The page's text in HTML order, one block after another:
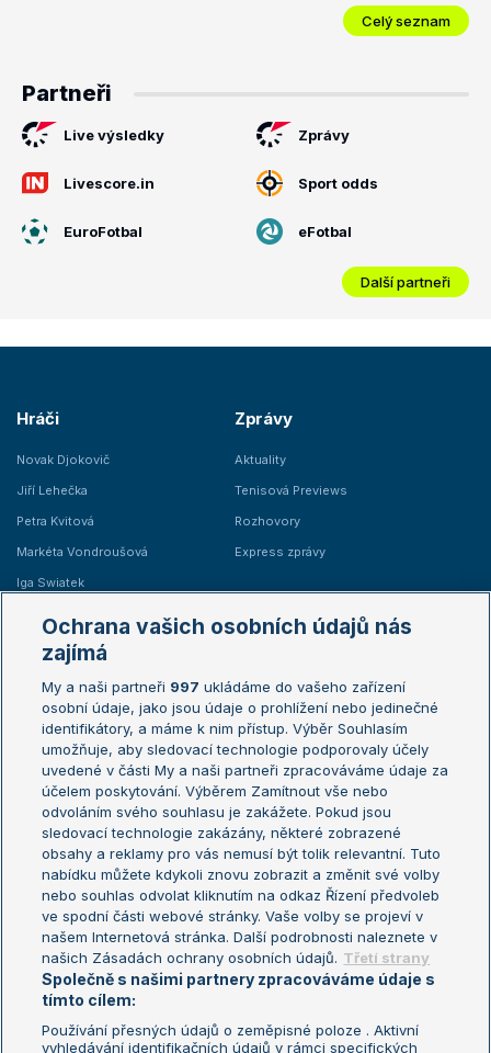
Celý seznam
Partneři
Live výsledky Zprávy
Livescore.in Sport odds
EuroFotbal eFotbal
Další partneři
Hráči
Novak Djokovič
Jiří Lehečka
Petra Kvitová
Markéta Vondroušová
Iga Swiatek
Zprávy
Aktuality
Tenisová Previews
Rozhovory
Express zprávy
Žebříčky
Žebříček ATP (muži)
Žebříček WTA (ženy)
Sázkařský žebříček
Australian Open
French Open
Wimbledon
US Open
Turnaj mistrů
Turnaj mistryň
Aktualní trendy
Fotbalové přestupy
Livesport Daily
LS Prague Open
Ochrana vašich osobních údajů nás
zajímá
My a naši partneři 997 ukládáme do vašeho zařízení
osobní údaje, jako jsou údaje o prohlížení nebo jedinečné
identifikátory, a máme k nim přístup. Výběr Souhlasím
umožňuje, aby sledovací technologie podporovaly účely
uvedené v části My a naši partneři zpracováváme údaje za
účelem poskytování. Výběrem Zamítnout vše nebo
odvoláním svého souhlasu je zakážete. Pokud jsou
sledovací technologie zakázány, některé zobrazené
obsahy a reklamy pro vás nemusí být tolik relevantní. Tuto
nabídku můžete kdykoli znovu zobrazit a změnit své volby
nebo souhlas odvolat kliknutím na odkaz Řízení předvoleb
ve spodní části webové stránky. Vaše volby se projeví v
našem Internetová stránka. Další podrobnosti naleznete v
našich Zásadách ochrany osobních údajů. Třetí strany
Společně s našimi partnery zpracováváme údaje s
tímto cílem:
Používání přesných údajů o zeměpisné poloze . Aktivní
vyhledávání identifikačních údajů v rámci specifických